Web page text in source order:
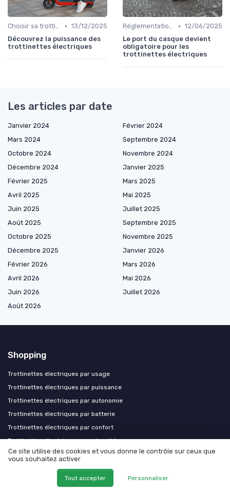
Choisir sa trottinette électrique • 13/12/2025
Découvrez la puissance des
trottinettes électriques
Réglementations et lois • 12/06/2025
Le port du casque devient
obligatoire pour les
trottinettes électriques
Les articles par date
Janvier 2024
Février 2024
Mars 2024
Septembre 2024
Octobre 2024
Novembre 2024
Décembre 2024
Janvier 2025
Février 2025
Mars 2025
Avril 2025
Mai 2025
Juin 2025
Juillet 2025
Août 2025
Septembre 2025
Octobre 2025
Novembre 2025
Décembre 2025
Janvier 2026
Février 2026
Mars 2026
Avril 2026
Mai 2026
Juin 2026
Juillet 2026
Août 2026
Shopping
Trottinettes électriques par usage
Trottinettes électriques par puissance
Trottinettes électriques par autonomie
Trottinettes électriques par batterie
Trottinettes électriques par confort
Trottinettes électriques par sécurité
Trottinettes électriques par structure
Trottinettes électriques premium
Accessoires et pièces trottinette électrique
Ce site utilise des cookies et vous donne le contrôle sur ceux que
vous souhaitez activer
Tout accepter Personnaliser